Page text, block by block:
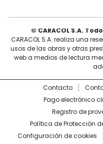
© CARACOL S.A.
CARACOL S.A. realiza una
usos de las obras y otras
web a medios de lectura
Contacto
Pago electrónico
Registro de
Política de Protección
Configuración de cookies